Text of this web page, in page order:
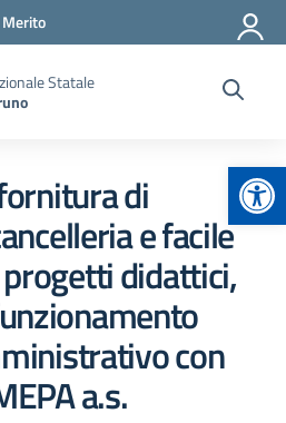
Statale
di
e facile
didattici,
con
a.s.